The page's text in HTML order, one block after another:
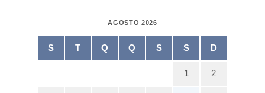
AGOSTO 2026
S T Q Q S S D
1 2